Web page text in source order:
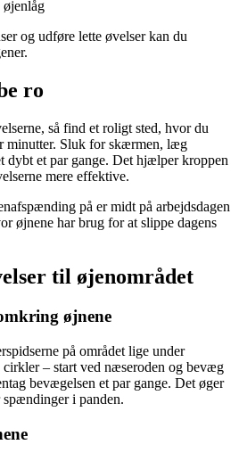
øjenlåg
og udføre lette øvelser kan du
ro
så find et roligt sted, hvor du
minutter. Sluk for skærmen, læg
et par gange. Det hjælper kroppen
mere effektive.
på er midt på arbejdsdagen
øjnene har brug for at slippe dagens
til øjenområdet
øjnene
på området lige under
– start ved næseroden og bevæg
bevægelsen et par gange. Det øger
i panden.